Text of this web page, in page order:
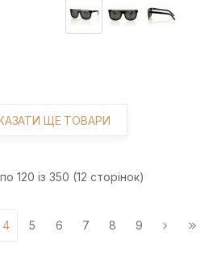
ЩЕ ТОВАРИ
120 із 350 (12 сторінок)
4 5 6 7 8 9